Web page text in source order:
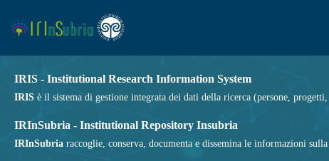
IRIS - Institutional Research Information System
IRIS è il sistema di gestione integrata dei dati della ricerca (persone,
IRInSubria - Institutional Repository Insubria
IRInSubria raccoglie, conserva, documenta e dissemina le informazioni